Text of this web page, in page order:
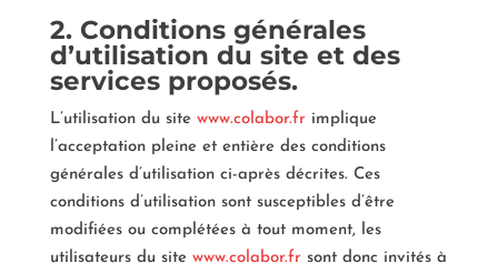
2. Conditions générales
d’utilisation du site et des
services proposés.
L’utilisation du site www.colabor.fr implique
l’acceptation pleine et entière des conditions
générales d’utilisation ci-après décrites. Ces
conditions d’utilisation sont susceptibles d’être
modifiées ou complétées à tout moment, les
utilisateurs du site www.colabor.fr sont donc invités à